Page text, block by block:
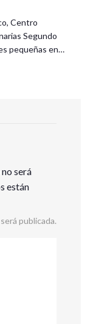
Centro
Segundo
pequeñas en…
será
están
publicada.